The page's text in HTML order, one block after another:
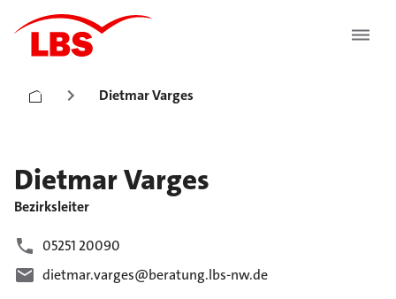
Dietmar Varges
DietmarVarges
Bezirksleiter
05251 20090
dietmar.varges@beratung.lbs-nw.de